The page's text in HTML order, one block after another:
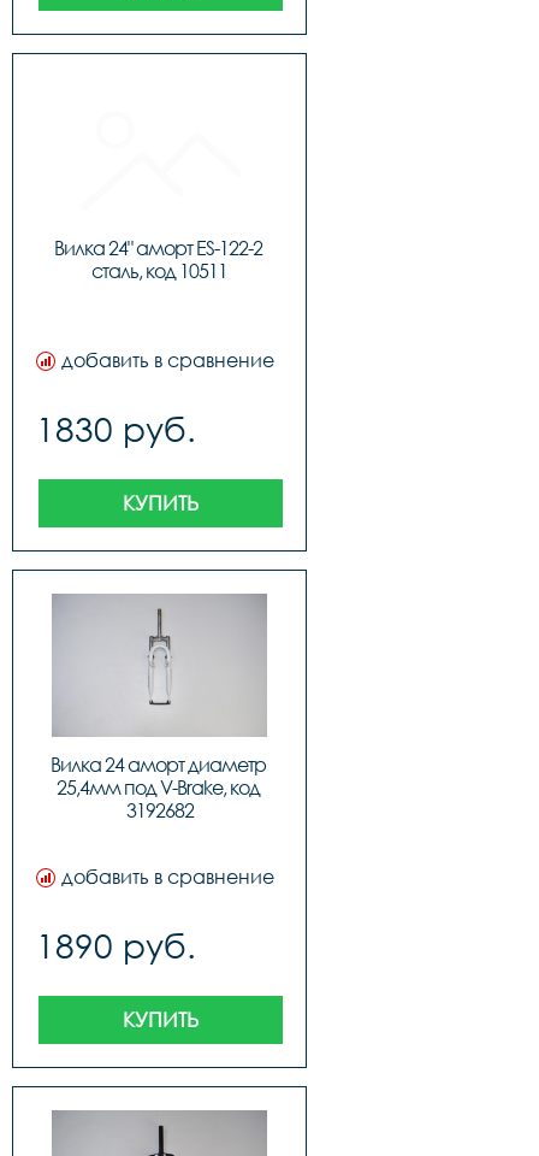
Вилка 24" аморт ES-122-2
сталь, код 10511
добавить в сравнение
1830 руб.
КУПИТЬ
Вилка 24 аморт диаметр
25,4мм под V-Brake, код
3192682
добавить в сравнение
1890 руб.
КУПИТЬ